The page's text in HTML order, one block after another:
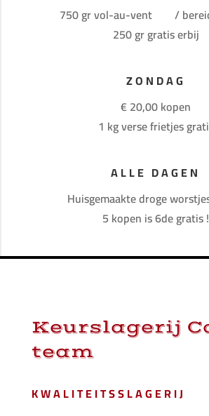
750 gr vol-au-vent /
250 gr gratis erbij
ZONDAG
€ 20,00 kopen
1 kg verse frietjes
ALLE DAGEN
Huisgemaakte droge
5 kopen is 6de gratis !
Keurslagerij
team
KWALITEITSSLAGERIJ